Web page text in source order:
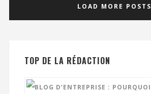
LOAD MORE POSTS
TOP DE LA RÉDACTION